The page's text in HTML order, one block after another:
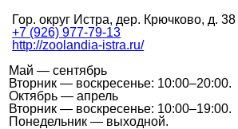
Гор. округ Истра, дер. Крючково, д. 38
+7 (926) 977-79-13
http://zoolandia-istra.ru/
Май — сентябрь
Вторник — воскресенье: 10:00–20:00.
Октябрь — апрель
Вторник — воскресенье: 10:00–19:00.
Понедельник — выходной.